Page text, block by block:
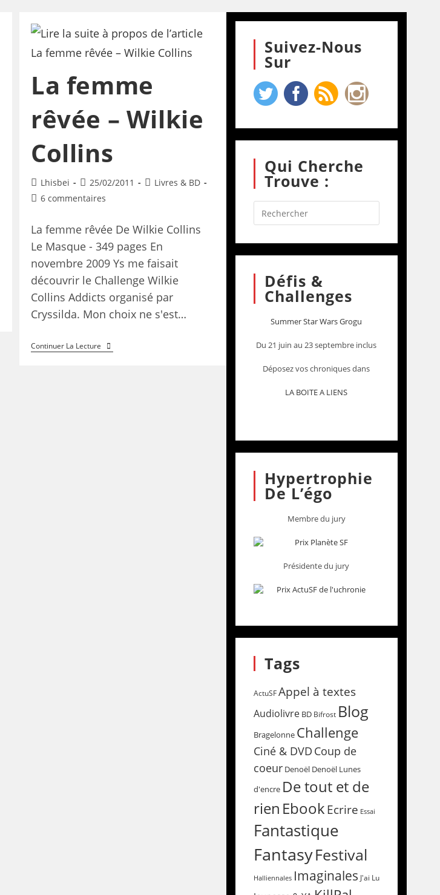
La femme
rêvée – Wilkie
Collins
Lhisbei 25/02/2011
Livres & BD
6 commentaires
La femme rêvée De Wilkie Collins
Le Masque - 349 pages En
novembre 2009 Ys me faisait
découvrir le Challenge Wilkie
Collins Addicts organisé par
Cryssilda. Mon choix ne s'est…
Continuer La Lecture
Suivez-Nous
Sur
Qui Cherche
Trouve :
Défis &
Challenges
Summer Star Wars Grogu
Du 21 juin au 23 septembre inclus
Déposez vos chroniques dans
LA BOITE A LIENS
Hypertrophie
De L’égo
Membre du jury
Présidente du jury
Tags
ActuSF Appel à textes
Audiolivre BD Bifrost Blog
Bragelonne Challenge
Ciné & DVD Coup de
coeur Denoël Denoël Lunes
d'encre De tout et de
rien EbookEcrire Essai
Fantastique
FantasyFestival
Halliennales Imaginales J'ai Lu